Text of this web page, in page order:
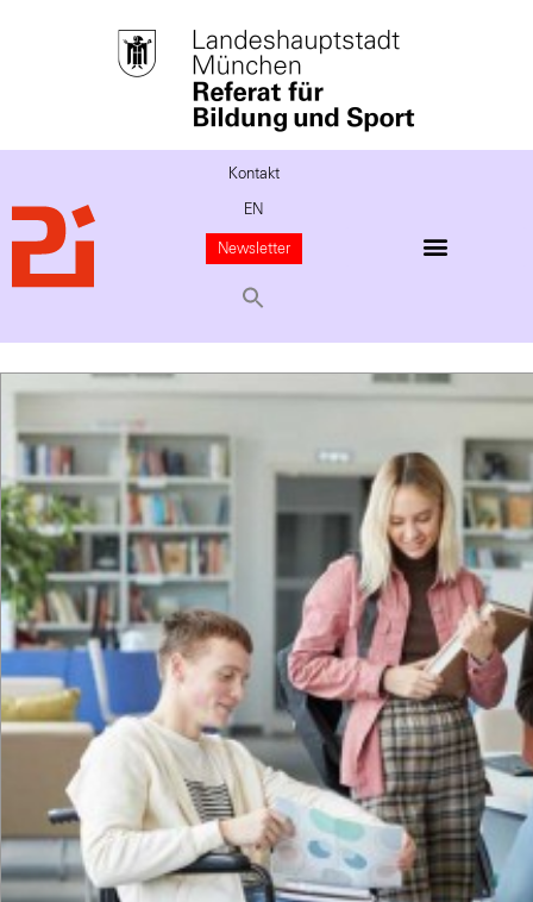
Kontakt
EN
Newsletter